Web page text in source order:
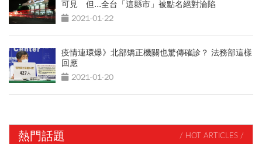
可見 但...全台「這縣市」被點名絕對淪陷
2021-01-22
疫情連環爆》北部矯正機關也驚傳確診？ 法務部這樣
回應
2021-01-20
熱門話題 / HOT ARTICLES /